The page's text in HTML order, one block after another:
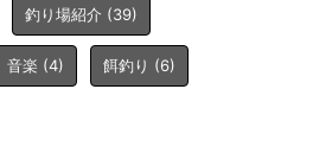
釣り場紹介 (39)
音楽 (4) 餌釣り (6)